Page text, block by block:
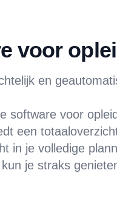
voor
en
software voor
een
in je volledige
je straks